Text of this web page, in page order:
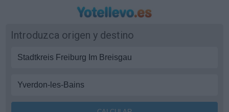
Introduzca origen y destino